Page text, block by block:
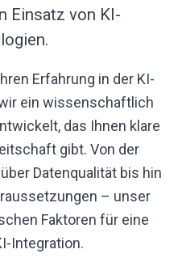
Einsatz von KI-
Erfahrung in der KI-
ein wissenschaftlich
das Ihnen klare
gibt. Von der
Datenqualität bis hin
– unser
Faktoren für eine
Integration.